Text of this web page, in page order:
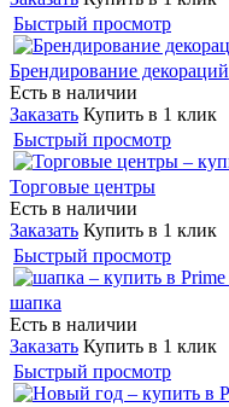
Быстрый просмотр
Брендирование декораций
Есть в наличии
Заказать Купить в 1 клик
Быстрый просмотр
Торговые центры
Есть в наличии
Заказать Купить в 1 клик
Быстрый просмотр
шапка
Есть в наличии
Заказать Купить в 1 клик
Быстрый просмотр